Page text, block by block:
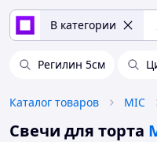
В категории
Регилин 5см
Каталог товаров MIC
Свечи для торта